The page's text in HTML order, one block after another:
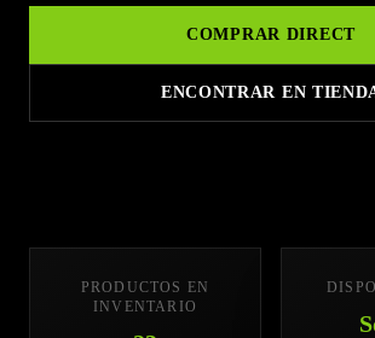
COMPRAR DIRECT
ENCONTRAR EN
PRODUCTOS EN
INVENTARIO